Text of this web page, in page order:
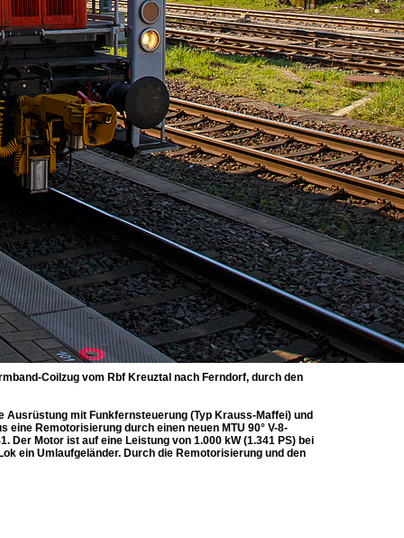
Coilzug vom Rbf Kreuztal nach Ferndorf, durch den
Ausrüstung mit Funkfernsteuerung (Typ Krauss-Maffei) und
Remotorisierung durch einen neuen MTU 90° V-8-
Der Motor ist auf eine Leistung von 1.000 kW (1.341 PS) bei
ein Umlaufgeländer. Durch die Remotorisierung und den